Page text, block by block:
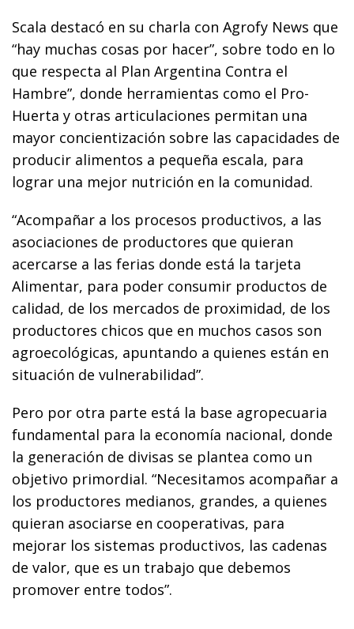
Scala destacó en su charla con Agrofy News que
“hay muchas cosas por hacer”, sobre todo en lo
que respecta al Plan Argentina Contra el
Hambre”, donde herramientas como el Pro-
Huerta y otras articulaciones permitan una
mayor concientización sobre las capacidades de
producir alimentos a pequeña escala, para
lograr una mejor nutrición en la comunidad.
“Acompañar a los procesos productivos, a las
asociaciones de productores que quieran
acercarse a las ferias donde está la tarjeta
Alimentar, para poder consumir productos de
calidad, de los mercados de proximidad, de los
productores chicos que en muchos casos son
agroecológicas, apuntando a quienes están en
situación de vulnerabilidad”.
Pero por otra parte está la base agropecuaria
fundamental para la economía nacional, donde
la generación de divisas se plantea como un
objetivo primordial. “Necesitamos acompañar a
los productores medianos, grandes, a quienes
quieran asociarse en cooperativas, para
mejorar los sistemas productivos, las cadenas
de valor, que es un trabajo que debemos
promover entre todos”.